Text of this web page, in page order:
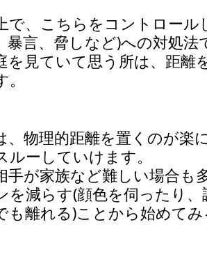
で、こちらをコントロール
暴言、脅しなど)への対処
を見ていて思う所は、距離
、物理的距離を置くのが楽
ルーしていけます。
手が家族など難しい場合も
を減らす(顔色を伺ったり
も離れる)ことから始めて